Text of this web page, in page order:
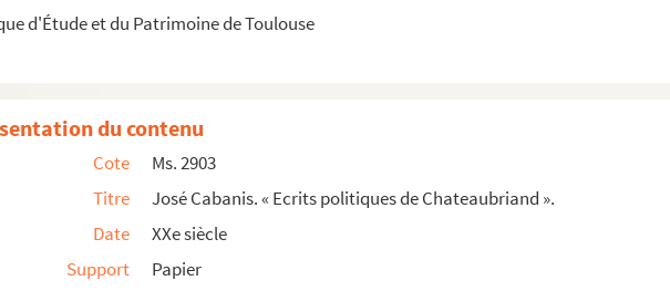
d'Étude et du Patrimoine de Toulouse
du contenu
Cote
Ms. 2903
Titre
José Cabanis. « Ecrits politiques de Chateaubriand ».
Date
XXe siècle
Support
Papier